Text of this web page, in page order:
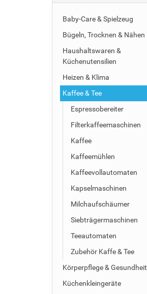
Baby-Care & Spielzeug
Bügeln, Trocknen & Nähen
Haushaltswaren &
Küchenutensilien
Heizen & Klima
Kaffee & Tee
Espressobereiter
Filterkaffeemaschinen
Kaffee
Kaffeemühlen
Kaffeevollautomaten
Kapselmaschinen
Milchaufschäumer
Siebträgermaschinen
Teeautomaten
Zubehör Kaffe & Tee
Körperpflege & Gesundheit
Küchenkleingeräte